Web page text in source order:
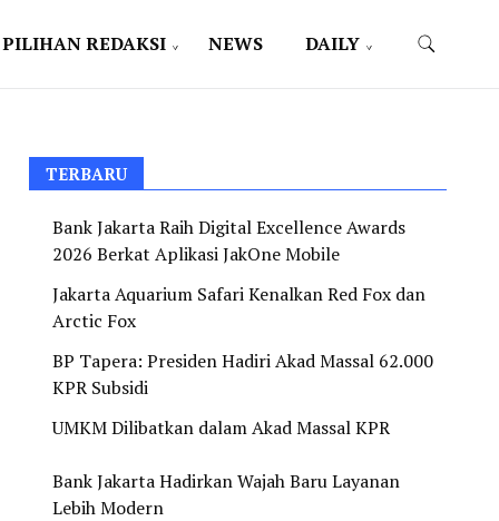
PILIHAN REDAKSI NEWS DAILY
TERBARU
Bank Jakarta Raih Digital Excellence Awards
2026 Berkat Aplikasi JakOne Mobile
Jakarta Aquarium Safari Kenalkan Red Fox dan
Arctic Fox
BP Tapera: Presiden Hadiri Akad Massal 62.000
KPR Subsidi
UMKM Dilibatkan dalam Akad Massal KPR
Bank Jakarta Hadirkan Wajah Baru Layanan
Lebih Modern